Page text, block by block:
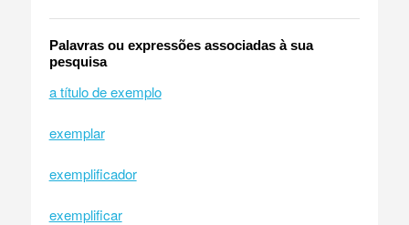
Palavras ou expressões associadas à sua
pesquisa
a título de exemplo
exemplar
exemplificador
exemplificar